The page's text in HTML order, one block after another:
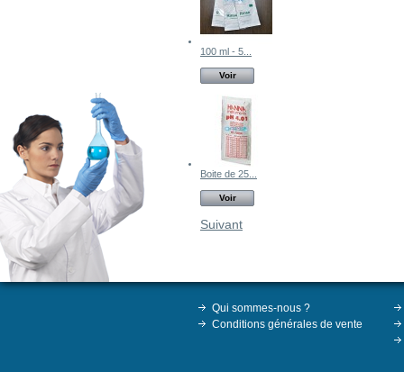
100 ml - 5...
Voir
Boite de 25...
Voir
Suivant
Qui sommes-nous ?
Conditions générales de vente